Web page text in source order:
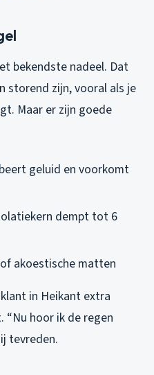
bekendste nadeel. Dat
storend zijn, vooral als je
Maar er zijn goede
geluid en voorkomt
dempt tot 6
akoestische matten
in Heikant extra
hoor ik de regen
tevreden.